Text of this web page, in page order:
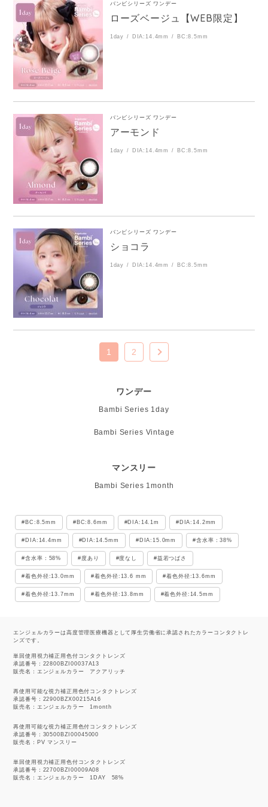
バンビシリーズ ワンデー
ローズベージュ【WEB限定】
1day DIA:14.4mm BC:8.5mm
バンビシリーズ ワンデー
アーモンド
1day DIA:14.4mm BC:8.5mm
バンビシリーズ ワンデー
ショコラ
1day DIA:14.4mm BC:8.5mm
1 2
ワンデー
Bambi Series 1day
Bambi Series Vintage
マンスリー
Bambi Series 1month
BC:8.5mm BC:8.6mm DIA:14.1m DIA:14.2mm
DIA:14.4mm DIA:14.5mm DIA:15.0mm 含水率：38%
含水率：58% 度あり 度なし 益若つばさ
着色外径:13.0mm 着色外径:13.6 mm 着色外径:13.6mm
着色外径:13.7mm 着色外径:13.8mm 着色外径:14.5mm
エンジェルカラーは高度管理医療機器として厚生労働省に承認されたカラーコンタクトレ
ンズです。
単回使用視力補正用色付コンタクトレンズ
承認番号：22800BZI00037A13
販売名：エンジェルカラー アクアリッチ
再使用可能な視力補正用色付コンタクトレンズ
承認番号：22900BZX00215A16
販売名：エンジェルカラー 1month
再使用可能な視力補正用色付コンタクトレンズ
承認番号：30500BZI00045000
販売名：PV マンスリー
単回使用視力補正用色付コンタクトレンズ
承認番号：22700BZI00009A08
販売名：エンジェルカラー 1DAY 58%